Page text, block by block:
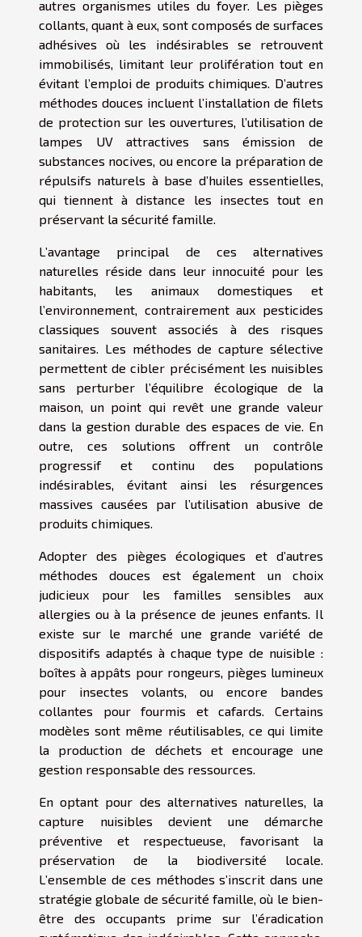
autres organismes utiles du foyer. Les pièges
collants, quant à eux, sont composés de surfaces
adhésives où les indésirables se retrouvent
immobilisés, limitant leur prolifération tout en
évitant l’emploi de produits chimiques. D’autres
méthodes douces incluent l’installation de filets
de protection sur les ouvertures, l’utilisation de
lampes UV attractives sans émission de
substances nocives, ou encore la préparation de
répulsifs naturels à base d’huiles essentielles,
qui tiennent à distance les insectes tout en
préservant la sécurité famille.
L’avantage principal de ces alternatives
naturelles réside dans leur innocuité pour les
habitants, les animaux domestiques et
l’environnement, contrairement aux pesticides
classiques souvent associés à des risques
sanitaires. Les méthodes de capture sélective
permettent de cibler précisément les nuisibles
sans perturber l’équilibre écologique de la
maison, un point qui revêt une grande valeur
dans la gestion durable des espaces de vie. En
outre, ces solutions offrent un contrôle
progressif et continu des populations
indésirables, évitant ainsi les résurgences
massives causées par l’utilisation abusive de
produits chimiques.
Adopter des pièges écologiques et d’autres
méthodes douces est également un choix
judicieux pour les familles sensibles aux
allergies ou à la présence de jeunes enfants. Il
existe sur le marché une grande variété de
dispositifs adaptés à chaque type de nuisible :
boîtes à appâts pour rongeurs, pièges lumineux
pour insectes volants, ou encore bandes
collantes pour fourmis et cafards. Certains
modèles sont même réutilisables, ce qui limite
la production de déchets et encourage une
gestion responsable des ressources.
En optant pour des alternatives naturelles, la
capture nuisibles devient une démarche
préventive et respectueuse, favorisant la
préservation de la biodiversité locale.
L’ensemble de ces méthodes s’inscrit dans une
stratégie globale de sécurité famille, où le bien-
être des occupants prime sur l’éradication